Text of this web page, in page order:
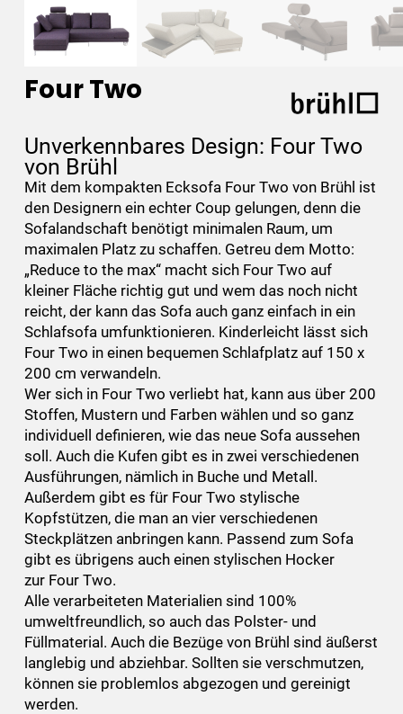
Four Two
Unverkennbares Design: Four Two
von Brühl
Mit dem kompakten Ecksofa Four Two von Brühl ist
den Designern ein echter Coup gelungen, denn die
Sofalandschaft benötigt minimalen Raum, um
maximalen Platz zu schaffen. Getreu dem Motto:
„Reduce to the max“ macht sich Four Two auf
kleiner Fläche richtig gut und wem das noch nicht
reicht, der kann das Sofa auch ganz einfach in ein
Schlafsofa umfunktionieren. Kinderleicht lässt sich
Four Two in einen bequemen Schlafplatz auf 150 x
200 cm verwandeln.
Wer sich in Four Two verliebt hat, kann aus über 200
Stoffen, Mustern und Farben wählen und so ganz
individuell definieren, wie das neue Sofa aussehen
soll. Auch die Kufen gibt es in zwei verschiedenen
Ausführungen, nämlich in Buche und Metall.
Außerdem gibt es für Four Two stylische
Kopfstützen, die man an vier verschiedenen
Steckplätzen anbringen kann. Passend zum Sofa
gibt es übrigens auch einen stylischen Hocker
zur Four Two.
Alle verarbeiteten Materialien sind 100%
umweltfreundlich, so auch das Polster- und
Füllmaterial. Auch die Bezüge von Brühl sind äußerst
langlebig und abziehbar. Sollten sie verschmutzen,
können sie problemlos abgezogen und gereinigt
werden.